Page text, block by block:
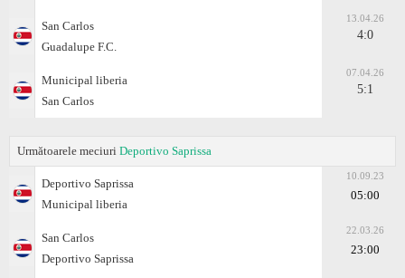
San Carlos
Guadalupe F.C.
13.04.26
4:0
Municipal liberia
San Carlos
07.04.26
5:1
Următoarele meciuri Deportivo Saprissa
Deportivo Saprissa
Municipal liberia
10.09.23
05:00
San Carlos
Deportivo Saprissa
22.03.26
23:00